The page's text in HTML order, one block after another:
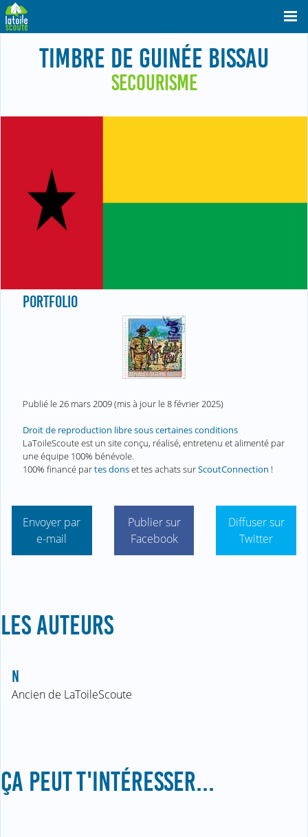
TIMBRE DE GUINÉE BISSAU
SECOURISME
PORTFOLIO
Publié le26 mars 2009(mis à jour le8 février 2025)
Droit de reproduction libre sous certaines conditions
LaToileScoute est un site conçu, réalisé, entretenu et alimenté par
une équipe 100% bénévole.
100% financé partes donset tes achats surScoutConnection !
Envoyer par
e-mail
Publier sur
Facebook
Diffuser sur
Twitter
LES AUTEURS
N
Ancien de LaToileScoute
ÇA PEUT T'INTÉRESSER...